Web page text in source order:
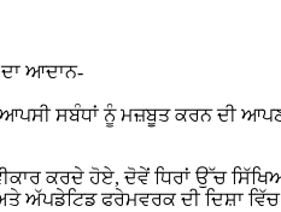
ਆਦਾਨ-
ਆਪਸੀ ਸਬੰਧਾਂ ਨੂੰ ਮਜ਼ਬੂਤ ਕਰਨ ਦੀ
ਕਰਦੇ ਹੋਏ, ਦੋਵੇਂ ਧਿਰਾਂ ਉੱਚ
ਅੱਪਡੇਟਿਡ ਫਰੇਮਵਰਕ ਦੀ